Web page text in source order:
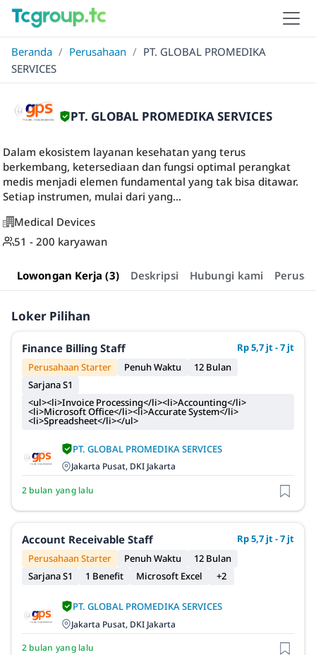
Beranda / Perusahaan / PT. GLOBAL PROMEDIKA
SERVICES
PT. GLOBAL PROMEDIKA SERVICES
Dalam ekosistem layanan kesehatan yang terus
berkembang, ketersediaan dan fungsi optimal perangkat
medis menjadi elemen fundamental yang tak bisa ditawar.
Setiap instrumen, mulai dari yang...
Medical Devices
51 - 200 karyawan
Lowongan Kerja (3) Deskripsi Hubungi kami
Loker Pilihan
Finance Billing Staff
Rp 5,7 jt - 7 jt
Perusahaan Starter
Penuh Waktu
12 Bulan
Sarjana S1
<ul><li>Invoice Processing</li><li>Accounting</li>
<li>Microsoft Office</li><li>Accurate System</li>
<li>Spreadsheet</li></ul>
PT. GLOBAL PROMEDIKA SERVICES
Jakarta Pusat, DKI Jakarta
2 bulan yang lalu
Account Receivable Staff
Rp 5,7 jt - 7 jt
Perusahaan Starter
Penuh Waktu
12 Bulan
Sarjana S1
1 Benefit Microsoft Excel +2
PT. GLOBAL PROMEDIKA SERVICES
Jakarta Pusat, DKI Jakarta
2 bulan yang lalu